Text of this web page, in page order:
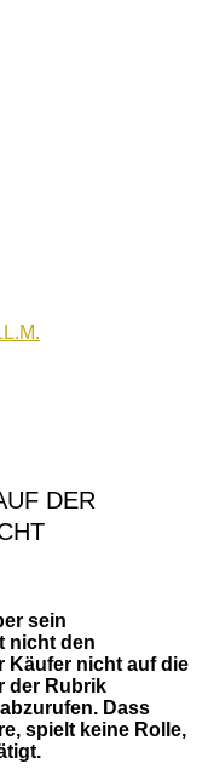
DER
sein
nicht den
Käufer nicht auf die
der Rubrik
Dass
spielt keine Rolle,